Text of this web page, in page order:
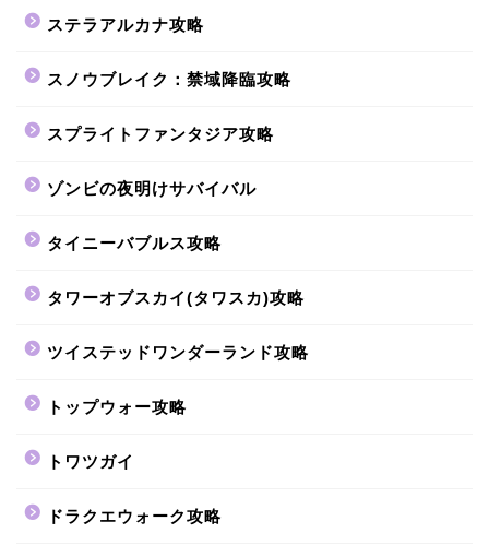
ステラアルカナ攻略
スノウブレイク：禁域降臨攻略
スプライトファンタジア攻略
ゾンビの夜明けサバイバル
タイニーバブルス攻略
タワーオブスカイ(タワスカ)攻略
ツイステッドワンダーランド攻略
トップウォー攻略
トワツガイ
ドラクエウォーク攻略